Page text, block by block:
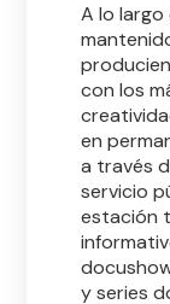
A lo largo
con los
en
a través
servicio
estación
y series